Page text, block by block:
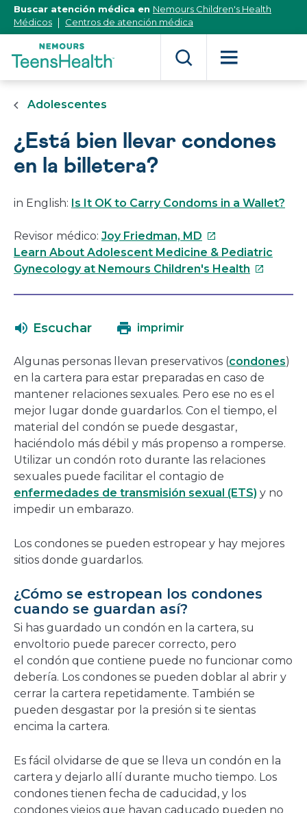
[Skip
Content]
Buscar atención médica en Nemours Children's Health
Médicos
Centros de atención médica
Adolescentes
¿Está bien llevar condones
en la billetera?
in English: Is It OK to Carry Condoms in a Wallet?
Revisor médico: Joy Friedman, MD Este
enlace
se
Learn About Adolescent Medicine & Pediatric
Gynecology at Nemours Children's Health Este
nueva
ventana
Escuchar imprimir
Algunas personas llevan preservativos (condones)
en la cartera para estar preparadas en caso de
mantener relaciones sexuales. Pero ese no es el
mejor lugar donde guardarlos. Con el tiempo, el
material del condón se puede desgastar,
haciéndolo más débil y más propenso a romperse.
Utilizar un condón roto durante las relaciones
sexuales puede facilitar el contagio de
enfermedades de transmisión sexual (ETS) y no
impedir un embarazo.
Los condones se pueden estropear y hay mejores
sitios donde guardarlos.
¿Cómo se estropean los condones
cuando se guardan así?
Si has guardado un condón en la cartera, su
envoltorio puede parecer correcto, pero
el condón que contiene puede no funcionar como
debería. Los condones se pueden doblar al abrir y
cerrar la cartera repetidamente. También se
pueden desgastar por la presión si te sientas
encima la cartera.
Es fácil olvidarse de que se lleva un condón en la
cartera y dejarlo allí durante mucho tiempo. Los
condones tienen fecha de caducidad, y los
condones viejos que hayan caducado pueden no